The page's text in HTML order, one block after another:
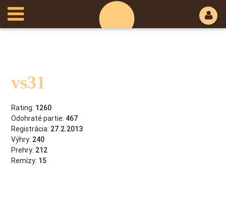
vs31
Rating: 1260
Odohraté partie: 467
Registrácia: 27.2.2013
Výhry: 240
Prehry: 212
Remízy: 15